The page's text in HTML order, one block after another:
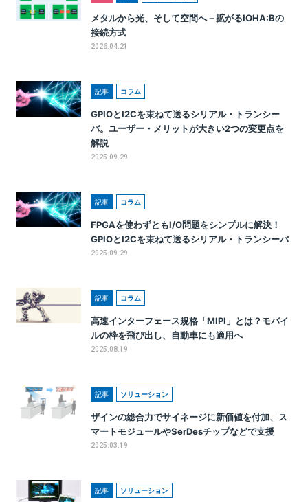
メタルから光、そして空間へ－拡がるIOHA:Bの
接続方式
2026.04.21
記事 コラム
GPIOとI2Cを束ねて送るシリアル・トランシー
バ。ユーザー・メリットが大きい2つの変更点を
解説
2025.09.29
記事 コラム
FPGAを使わずともI/O問題をシンプルに解決！
GPIOとI2Cを束ねて送るシリアル・トランシーバ
2025.09.29
記事 コラム
高速インターフェース規格「MIPI」とは？モバイ
ルの枠を飛び出し、自動車にも適用へ
2025.08.19
記事 ソリューション
ザインの総合力でサイネージに新価値を付加、ス
マートモジュールやSerDesチップなどで支援
2025.03.19
記事 ソリューション